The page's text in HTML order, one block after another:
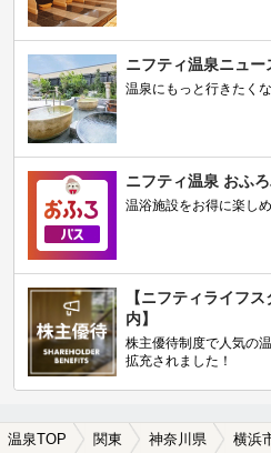
ニフティ温泉ニュー
温泉にもっと行きたく
ニフティ温泉 おふ
温浴施設をお得に楽し
【ニフティライフ
内】
株主優待制度で人気の
拡充されました！
温泉TOP 関東 神奈川県 横浜